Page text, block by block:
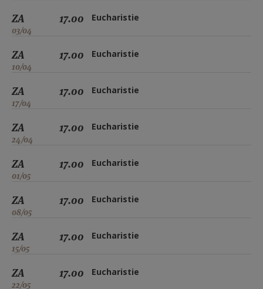
ZA
03/04
17.00 Eucharistie
ZA
10/04
17.00 Eucharistie
ZA
17/04
17.00 Eucharistie
ZA
24/04
17.00 Eucharistie
ZA
01/05
17.00 Eucharistie
ZA
08/05
17.00 Eucharistie
ZA
15/05
17.00 Eucharistie
ZA
22/05
17.00 Eucharistie